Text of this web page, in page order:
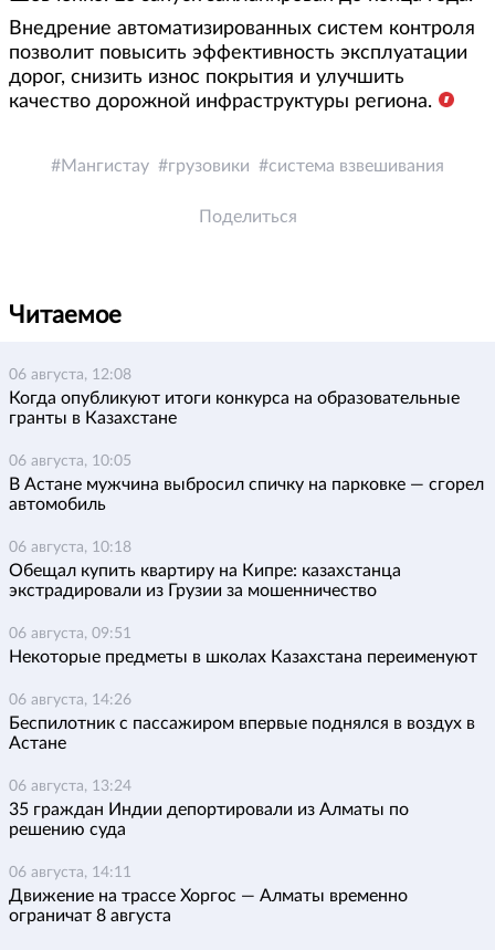
Внедрение автоматизированных систем контроля
позволит повысить эффективность эксплуатации
дорог, снизить износ покрытия и улучшить
качество дорожной инфраструктуры региона.
Мангистау грузовики система взвешивания
Поделиться
Читаемое
06 августа, 12:08
Когда опубликуют итоги конкурса на образовательные
гранты в Казахстане
06 августа, 10:05
В Астане мужчина выбросил спичку на парковке — сгорел
автомобиль
06 августа, 10:18
Обещал купить квартиру на Кипре: казахстанца
экстрадировали из Грузии за мошенничество
06 августа, 09:51
Некоторые предметы в школах Казахстана переименуют
06 августа, 14:26
Беспилотник с пассажиром впервые поднялся в воздух в
Астане
06 августа, 13:24
35 граждан Индии депортировали из Алматы по
решению суда
06 августа, 14:11
Движение на трассе Хоргос — Алматы временно
ограничат 8 августа